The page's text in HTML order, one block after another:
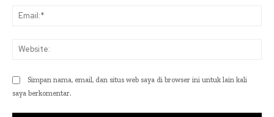
Simpan nama, email, dan situs web saya di browser ini untuk lain kali
saya berkomentar.